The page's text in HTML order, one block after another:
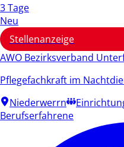
3 Tage
Neu
Stellenanzeige
AWO Bezirksverband
Pflegefachkraft im
Niederwerrn
Berufserfahrene